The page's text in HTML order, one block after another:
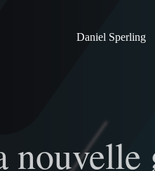
Daniel Sperling